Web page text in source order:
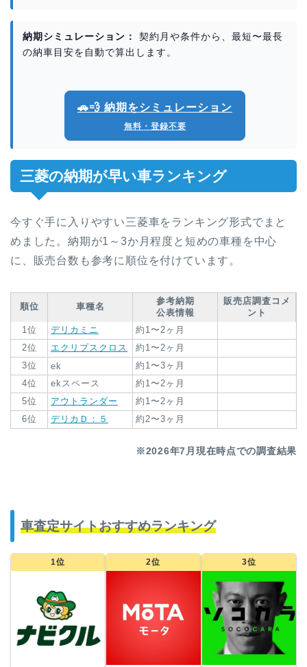
納期シミュレーション：
契約月や条件から、最短〜最長
の納車目安を自動で算出します。
🚗💨 納期をシミュレーション
無料・登録不要
三菱の納期が早い車ランキング
今すぐ手に入りやすい三菱車をランキング形式でまと
めました。納期が1～3か月程度と短めの車種を中心
に、販売台数も参考に順位を付けています。
順位 車種名
参考納期
公表情報
販売店調査コメ
ント
1位
デリカミニ
約1〜2ヶ月
2位
エクリプスクロス
約1〜2ヶ月
3位
ek
約1〜3ヶ月
4位
ekスペース
約1〜2ヶ月
5位
アウトランダー
約1〜2ヶ月
6位
デリカＤ：５ 約2〜3ヶ月
※2026年7月現在時点での調査結果
車査定サイトおすすめランキング
1位 2位 3位